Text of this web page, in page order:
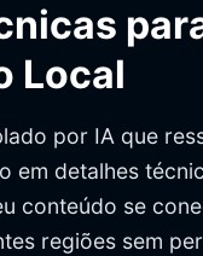
Local
por IA que
em detalhes
conteúdo se
regiões sem